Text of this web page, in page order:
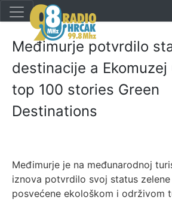
Međimurje potvrdilo
destinacije a
top 100 stories Green
Destinations
Međimurje je na međunarodnoj
iznova potvrdilo svoj status
posvećene ekološkom i održivom